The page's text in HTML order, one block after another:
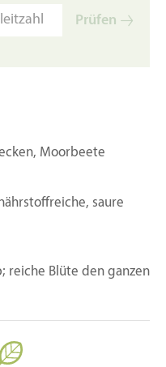
Prüfen
Moorbeete
saure
reiche Blüte den ganzen